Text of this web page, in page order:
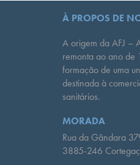
À PROPOS DE
A origem da AFJ –
remonta ao ano de
formação de uma
destinada à
sanitários.
MORADA
Rua da Gândara
3885-246